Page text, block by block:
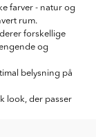
farver - natur og
rum.
forskellige
og
belysning på
look, der passer